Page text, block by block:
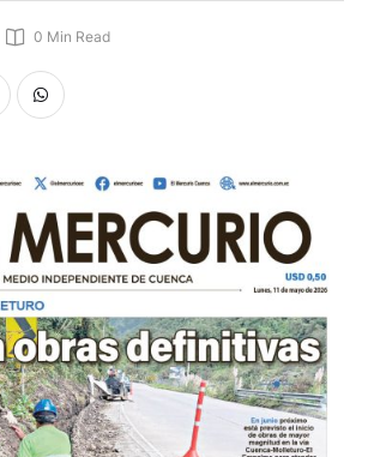
0 Min Read